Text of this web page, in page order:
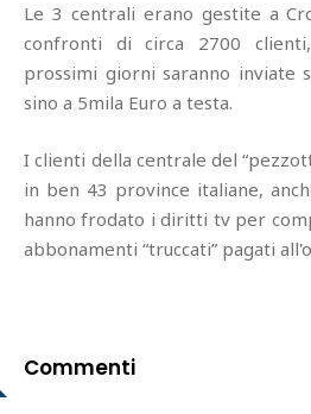
Le 3 centrali erano gestite a
confronti di circa 2700
prossimi giorni saranno inviate
sino a 5mila Euro a testa.
I clienti della centrale del
in ben 43 province italiane,
hanno frodato i diritti tv per
abbonamenti “truccati” pagati
Commenti